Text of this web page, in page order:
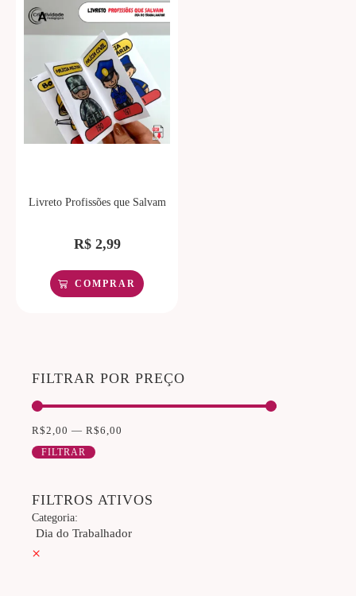
FILTRAR POR PREÇO
R$2,00 — R$6,00
FILTRAR
FILTROS ATIVOS
Categoria:
Dia do Trabalhador
×
Livreto Profissões que Salvam
R$2,99
COMPRAR